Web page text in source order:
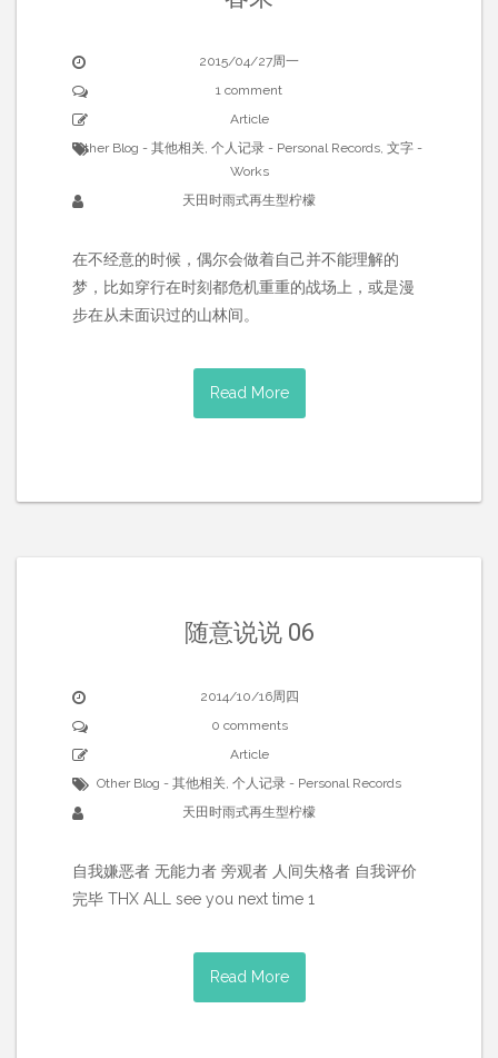
2015/04/27周一
1 comment
Article
Other Blog - 其他相关, 个人记录 - Personal Records, 文字 -
Works
天田时雨式再生型柠檬
在不经意的时候，偶尔会做着自己并不能理解的
梦，比如穿行在时刻都危机重重的战场上，或是漫
步在从未面识过的山林间。
Read More
随意说说 06
2014/10/16周四
0 comments
Article
Other Blog - 其他相关, 个人记录 - Personal Records
天田时雨式再生型柠檬
自我嫌恶者 无能力者 旁观者 人间失格者 自我评价
完毕 THX ALL see you next time 1
Read More